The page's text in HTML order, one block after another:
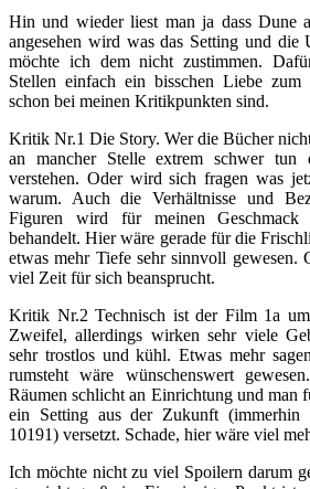
Hin und wieder liest man ja dass Dune
angesehen wird was das Setting und die
möchte ich dem nicht zustimmen.
Stellen einfach ein bisschen Liebe
schon bei meinen Kritikpunkten sind.
Kritik Nr.1 Die Story. Wer die Bücher
an mancher Stelle extrem schwer tun
verstehen. Oder wird sich fragen was
warum. Auch die Verhältnisse und
Figuren wird für meinen Geschmack
behandelt. Hier wäre gerade für die
etwas mehr Tiefe sehr sinnvoll gewesen.
viel Zeit für sich beansprucht.
Kritik Nr.2 Technisch ist der Film 1a
Zweifel, allerdings wirken sehr viele
sehr trostlos und kühl. Etwas mehr
rumsteht wäre wünschenswert
Räumen schlicht an Einrichtung und
ein Setting aus der Zukunft
10191) versetzt. Schade, hier wäre viel
Ich möchte nicht zu viel Spoilern darum